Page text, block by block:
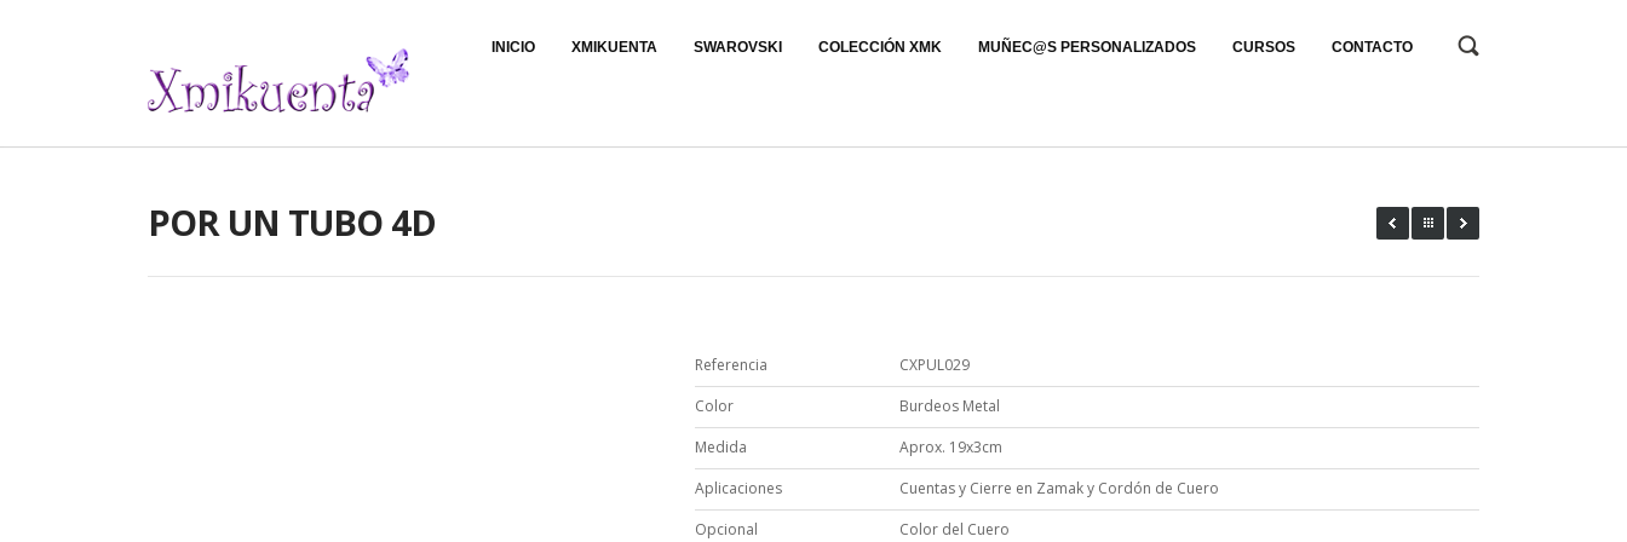
INICIO XMIKUENTA SWAROVSKI COLECCIÓN XMK MUÑEC@S PERSONALIZADOS CURSOS CONTACTO
POR UN TUBO 4D
Referencia
CXPUL029
Color
Burdeos Metal
Medida
Aprox. 19x3cm
Aplicaciones
Cuentas y Cierre en Zamak y Cordón de Cuero
Opcional
Color del Cuero